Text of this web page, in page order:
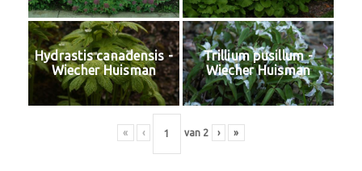
Hydrastis canadensis -
Wiecher Huisman
Trillium pusillum -
Wiecher Huisman
« ‹ van 2 › »